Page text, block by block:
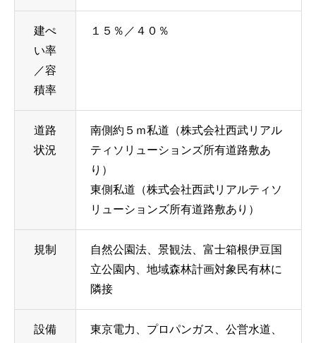
建ぺ
い率
／容
積率
１５％／４０％
道路
状況
南側約５ｍ私道（株式会社⻄武リアル
ティソリューションズ所有道路敷あ
り）
東側私道（株式会社⻄武リアルティソ
リューションズ所有道路敷あり）
規制
自然公園法、景観法、富士箱根伊豆国
立公園内、地域森林計画対象⺠有林に
隣接
設備
東京電力、プロパンガス、公営水道、